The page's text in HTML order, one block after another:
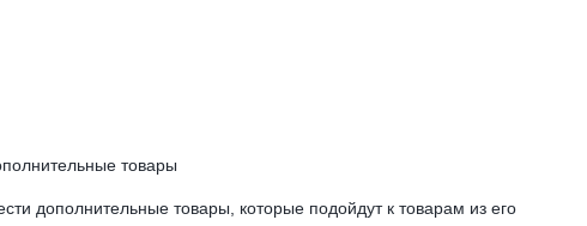
товары
дополнительные товары, которые подойдут к товарам из его